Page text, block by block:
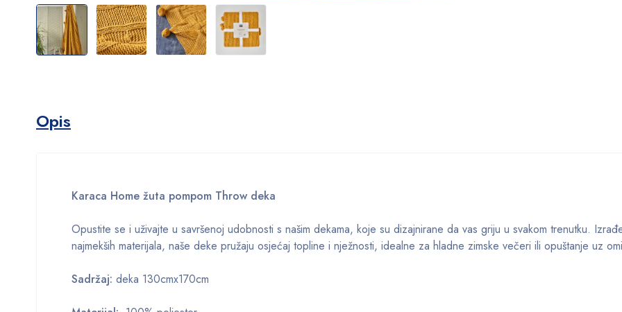
Opis
Karaca Home žuta pompom Throw deka
Opustite se i uživajte u savršenoj udobnosti s našim dekama, koje su dizajnirane da vas griju u svakom trenutku.
najmekših materijala, naše deke pružaju osjećaj topline i nježnosti, idealne za hladne zimske večeri ili opuštanje uz
Sadržaj: deka 130cmx170cm